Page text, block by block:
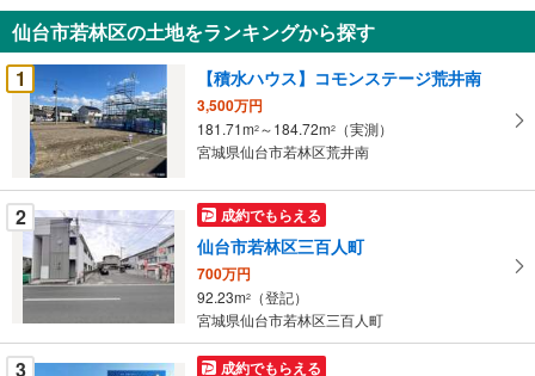
知
を
受
け
条
件
を
マ
イ
ペ
ー
仙台市若林区の土地をランキングから探す
1
【積水ハウス】コモンステージ荒井南
3,500万円
181.71m2 ～184.72m2
（実測）
宮城県仙台市若林区荒井南
2 成約でもらえる
仙台市若林区三百人町
700万円
92.23m2
（登記）
宮城県仙台市若林区三百人町
3 成約でもらえる